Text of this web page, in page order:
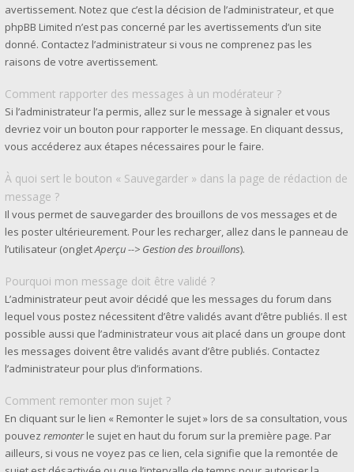
avertissement. Notez que c’est la décision de l’administrateur, et que
phpBB Limited n’est pas concerné par les avertissements d’un site
donné. Contactez l’administrateur si vous ne comprenez pas les
raisons de votre avertissement.
Comment rapporter des messages à un modérateur ?
Si l’administrateur l’a permis, allez sur le message à signaler et vous
devriez voir un bouton pour rapporter le message. En cliquant dessus,
vous accéderez aux étapes nécessaires pour le faire.
À quoi sert le bouton « Sauvegarder » dans la page de rédaction de
message ?
Il vous permet de sauvegarder des brouillons de vos messages et de
les poster ultérieurement. Pour les recharger, allez dans le panneau de
l’utilisateur (ongletAperçu --> Gestion des brouillons).
Pourquoi mon message doit être validé ?
L’administrateur peut avoir décidé que les messages du forum dans
lequel vous postez nécessitent d’être validés avant d’être publiés. Il est
possible aussi que l’administrateur vous ait placé dans un groupe dont
les messages doivent être validés avant d’être publiés. Contactez
l’administrateur pour plus d’informations.
Comment remonter mon sujet ?
En cliquant sur le lien « Remonter le sujet » lors de sa consultation, vous
pouvez remonterle sujet en haut du forum sur la première page. Par
ailleurs, si vous ne voyez pas ce lien, cela signifie que la remontée de